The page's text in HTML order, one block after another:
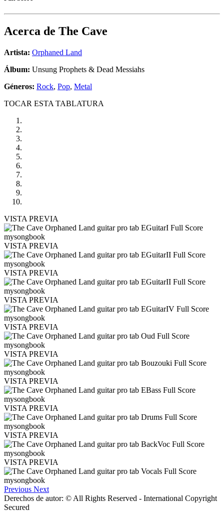
Acerca de The Cave
Artista: Orphaned Land
Álbum: Unsung Prophets & Dead Messiahs
Géneros: Rock, Pop, Metal
TOCAR ESTA TABLATURA
VISTA PREVIA
VISTA PREVIA
VISTA PREVIA
VISTA PREVIA
VISTA PREVIA
VISTA PREVIA
VISTA PREVIA
VISTA PREVIA
VISTA PREVIA
VISTA PREVIA
Previous Next
Derechos de autor: © All Rights Reserved - International Copyright
Secured